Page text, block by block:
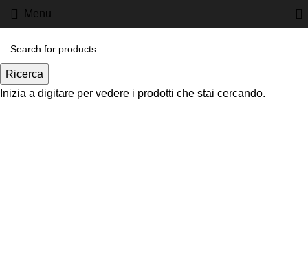
Menu
Ricerca
Inizia a digitare per vedere i prodotti che stai cercando.